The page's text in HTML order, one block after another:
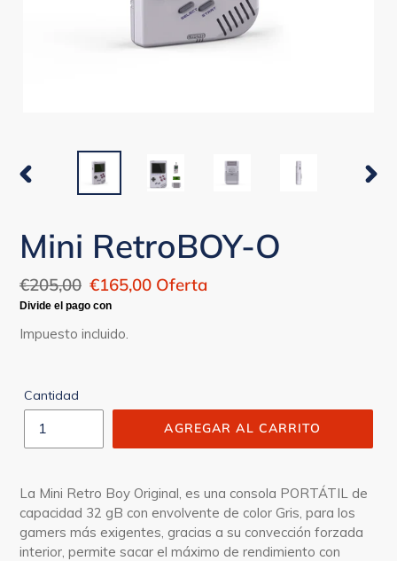
ANTERIOR
Mini RetroBOY-O
Precio
habitual
€205,00 Precio
de
oferta
€165,00 Oferta
Impuesto incluido.
Cantidad
AGREGAR AL CARRITO
La Mini Retro Boy Original, es una consola PORTÁTIL de
capacidad 32 gB con envolvente de color Gris, para los
gamers más exigentes, gracias a su convección forzada
interior, permite sacar el máximo de rendimiento con